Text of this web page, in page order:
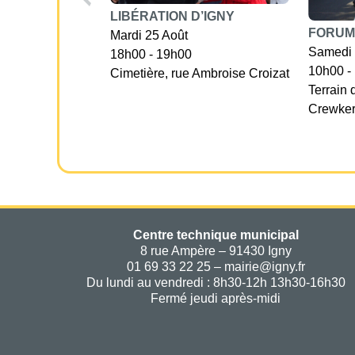
LIBÉRATION D’IGNY
Mardi 25 Août
18h00 - 19h00
Cimetière, rue Ambroise Croizat
Samedi
10h00 -
Terrain
Centre technique municipal
8 rue Ampère – 91430 Igny
01 69 33 22 25 – mairie@igny.fr
Du lundi au vendredi : 8h30-12h 13h30-16h30
Fermé jeudi après-midi